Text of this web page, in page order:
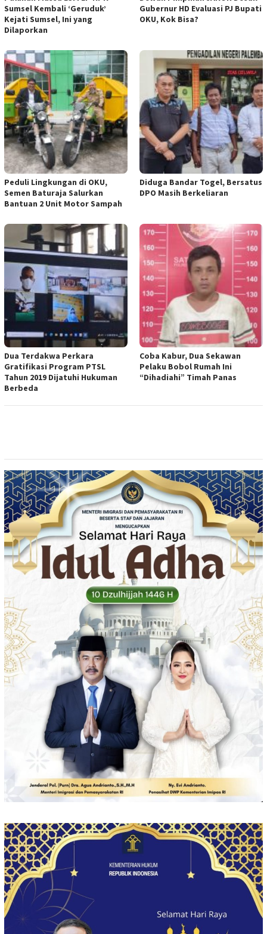
Sumsel Kembali ‘Geruduk’
Kejati Sumsel, Ini yang
Dilaporkan
Gubernur HD Evaluasi PJ Bupati
OKU, Kok Bisa?
Peduli Lingkungan di OKU,
Semen Baturaja Salurkan
Bantuan 2 Unit Motor Sampah
Diduga Bandar Togel, Bersatus
DPO Masih Berkeliaran
Dua Terdakwa Perkara
Gratifikasi Program PTSL
Tahun 2019 Dijatuhi Hukuman
Berbeda
Coba Kabur, Dua Sekawan
Pelaku Bobol Rumah Ini
“Dihadiahi” Timah Panas